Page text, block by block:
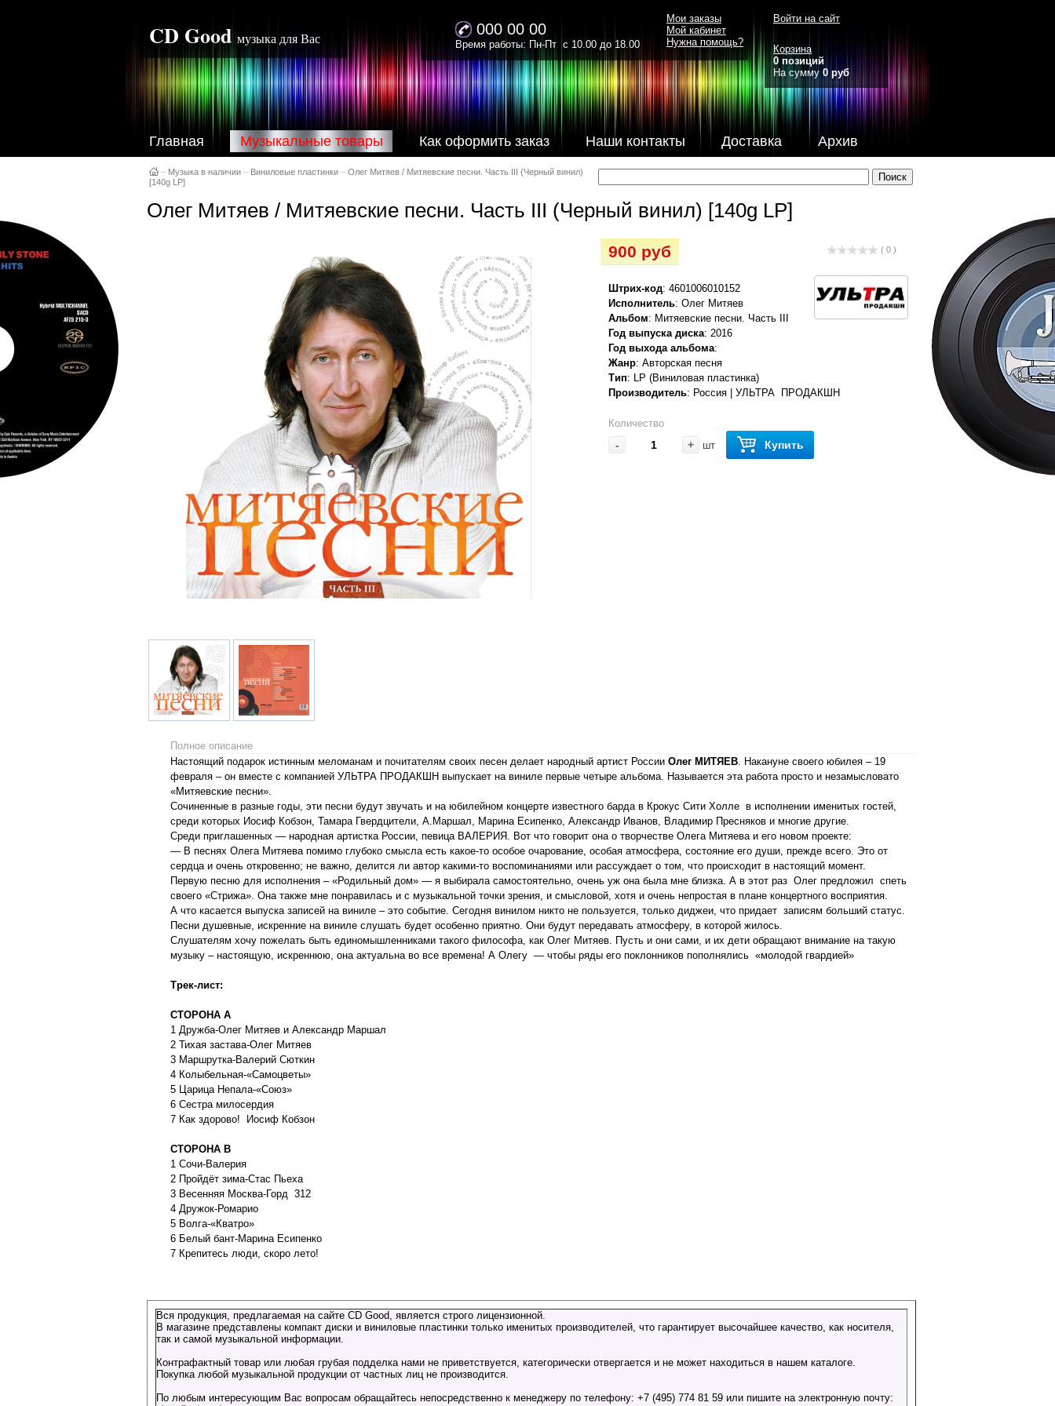
CD Good музыка для Вас
000 00 00
Время работы: Пн-Пт с 10.00 до 18.00
Главная Музыкальные товары Как оформить заказ Наши контакты Доставка Архив
Мои заказы
Мой кабинет
Нужна помощь?
Войти на сайт
Корзина
0 позиций
На сумму 0 руб
– Музыка в наличии – Виниловые пластинки – Олег Митяев / Митяевские песни. Часть III (Черный винил)
[140g LP]
Олег Митяев / Митяевские песни. Часть III (Черный винил) [140g LP]
( 0 )
900 руб
Штрих-код: 4601006010152
Исполнитель: Олег Митяев
Альбом: Митяевские песни. Часть III
Год выпуска диска: 2016
Год выхода альбома:
Жанр: Авторская песня
Тип: LP (Виниловая пластинка)
Производитель: Россия | УЛЬТРА ПРОДАКШН
Количество
- + шт Купить
Полное описание
Настоящий подарок истинным меломанам и почитателям своих песен делает народный артист России Олег МИТЯЕВ. Накануне своего юбилея – 19
февраля – он вместе с компанией УЛЬТРА ПРОДАКШН выпускает на виниле первые четыре альбома. Называется эта работа просто и незамысловато
«Митяевские песни».
Сочиненные в разные годы, эти песни будут звучать и на юбилейном концерте известного барда в Крокус Сити Холле в исполнении именитых гостей,
среди которых Иосиф Кобзон, Тамара Гвердцители, А.Маршал, Марина Есипенко, Александр Иванов, Владимир Пресняков и многие другие.
Среди приглашенных — народная артистка России, певица ВАЛЕРИЯ. Вот что говорит она о творчестве Олега Митяева и его новом проекте:
— В песнях Олега Митяева помимо глубоко смысла есть какое-то особое очарование, особая атмосфера, состояние его души, прежде всего. Это от
сердца и очень откровенно; не важно, делится ли автор какими-то воспоминаниями или рассуждает о том, что происходит в настоящий момент.
Первую песню для исполнения – «Родильный дом» — я выбирала самостоятельно, очень уж она была мне близка. А в этот раз Олег предложил спеть
своего «Стрижа». Она также мне понравилась и с музыкальной точки зрения, и смысловой, хотя и очень непростая в плане концертного восприятия.
А что касается выпуска записей на виниле – это событие. Сегодня винилом никто не пользуется, только диджеи, что придает записям больший статус.
Песни душевные, искренние на виниле слушать будет особенно приятно. Они будут передавать атмосферу, в которой жилось.
Слушателям хочу пожелать быть единомышленниками такого философа, как Олег Митяев. Пусть и они сами, и их дети обращают внимание на такую
музыку – настоящую, искреннюю, она актуальна во все времена! А Олегу — чтобы ряды его поклонников пополнялись «молодой гвардией»
Трек-лист:
СТОРОНА А
1 Дружба-Олег Митяев и Александр Маршал
2 Тихая застава-Олег Митяев
3 Маршрутка-Валерий Сюткин
4 Колыбельная-«Самоцветы»
5 Царица Непала-«Союз»
6 Сестра милосердия
7 Как здорово! Иосиф Кобзон
СТОРОНА В
1 Сочи-Валерия
2 Пройдёт зима-Стас Пьеха
3 Весенняя Москва-Горд 312
4 Дружок-Ромарио
5 Волга-«Кватро»
6 Белый бант-Марина Есипенко
7 Крепитесь люди, скоро лето!
Вся продукция, предлагаемая на сайте CD Good, является строго лицензионной.
В магазине представлены компакт диски и виниловые пластинки только именитых производителей, что гарантирует высочайшее качество, как носителя,
так и самой музыкальной информации.
Контрафактный товар или любая грубая подделка нами не приветствуется, категорически отвергается и не может находиться в нашем каталоге.
Покупка любой музыкальной продукции от частных лиц не производится.
По любым интересующим Вас вопросам обращайтесь непосредственно к менеджеру по телефону: +7 (495) 774 81 59 или пишите на электронную почту: